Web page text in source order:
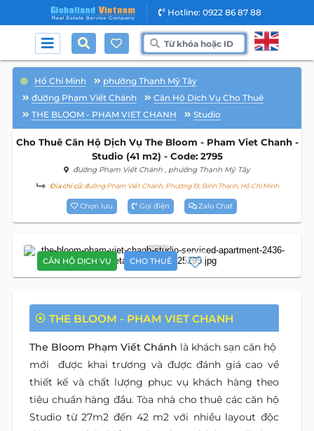
Hotline: 0922 86 87 88
Hồ Chí Minh
phường Thạnh Mỹ Tây
đường Phạm Viết Chánh
Căn Hộ Dịch Vụ Cho Thuê
THE BLOOM - PHAM VIET CHANH
Studio
Cho Thuê Căn Hộ Dịch Vụ The Bloom - Pham Viet Chanh -
Studio (41 m2) - Code: 2795
đường Phạm Viết Chánh , phường Thạnh Mỹ Tây
Địa chỉ cũ:đường Phạm Viết Chánh, Phường 19, Bình Thạnh, Hồ Chí Minh
Chọn lưu Gọi điện Zalo Chat
CĂN HỘ DỊCH VỤ CHO THUÊ
12
THE BLOOM - PHAM VIET CHANH
The Bloom Phạm Viết Chánh là khách sạn căn hộ
mới được khai trương và được đánh giá cao về
thiết kế và chất lượng phục vụ khách hàng theo
tiêu chuẩn hàng đầu. Tòa nhà cho thuê các căn hộ
Studio từ 27m2 đến 42 m2 với nhiều layout độc